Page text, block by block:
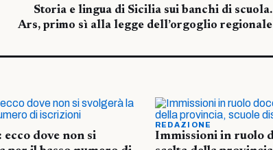
Storia e lingua di Sicilia sui banchi di scuola.
Ars, primo sì alla legge dell’orgoglio regionale
dove non si
REDAZIONE
Immissioni in ruolo